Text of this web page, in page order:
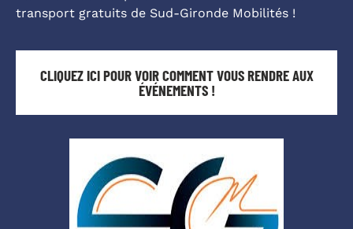
transport gratuits de Sud-Gironde Mobilités !
CLIQUEZ ICI POUR VOIR COMMENT VOUS RENDRE AUX
ÉVÉNEMENTS !